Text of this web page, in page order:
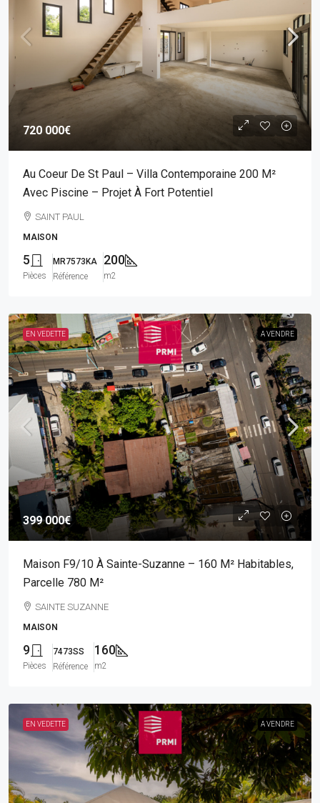
720 000€
Au Coeur De St Paul – Villa Contemporaine 200 M²
Avec Piscine – Projet À Fort Potentiel
SAINT PAUL
MAISON
5
Pièces
MR7573KA
Référence
200
m2
EN VEDETTE A VENDRE
399 000€
Maison F9/10 À Sainte-Suzanne – 160 M² Habitables,
Parcelle 780 M²
SAINTE SUZANNE
MAISON
9
Pièces
7473SS
Référence
160
m2
EN VEDETTE A VENDRE